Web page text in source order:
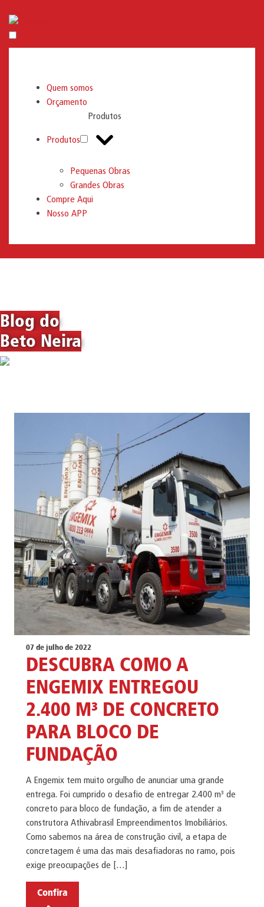
Engemix
Quem somos
Orçamento
Produtos
Produtos
Pequenas Obras
Grandes Obras
Compre Aqui
Nosso APP
Blog do
Beto Neira
07 de julho de 2022
DESCUBRA COMO A
ENGEMIX ENTREGOU
2.400 M³ DE CONCRETO
PARA BLOCO DE
FUNDAÇÃO
A Engemix tem muito orgulho de anunciar uma grande
entrega. Foi cumprido o desafio de entregar 2.400 m³ de
concreto para bloco de fundação, a fim de atender a
construtora Athivabrasil Empreendimentos Imobiliários.
Como sabemos na área de construção civil, a etapa de
concretagem é uma das mais desafiadoras no ramo, pois
exige preocupações de […]
Confira